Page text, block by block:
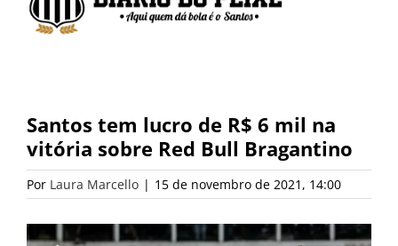
Santos tem lucro de R$ 6 mil na
vitória sobre Red Bull Bragantino
Por Laura Marcello | 15 de novembro de 2021, 14:00